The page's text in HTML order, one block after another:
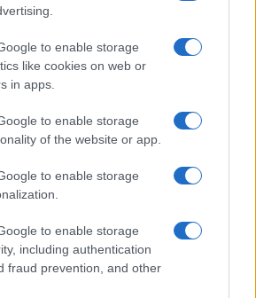
to enable storage
like cookies on web or
in apps.
to enable storage
of the website or app.
to enable storage
to enable storage
including authentication
fraud prevention, and other